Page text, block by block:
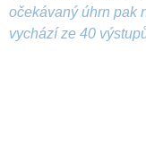
očekávaný úhrn pak
vychází ze 40